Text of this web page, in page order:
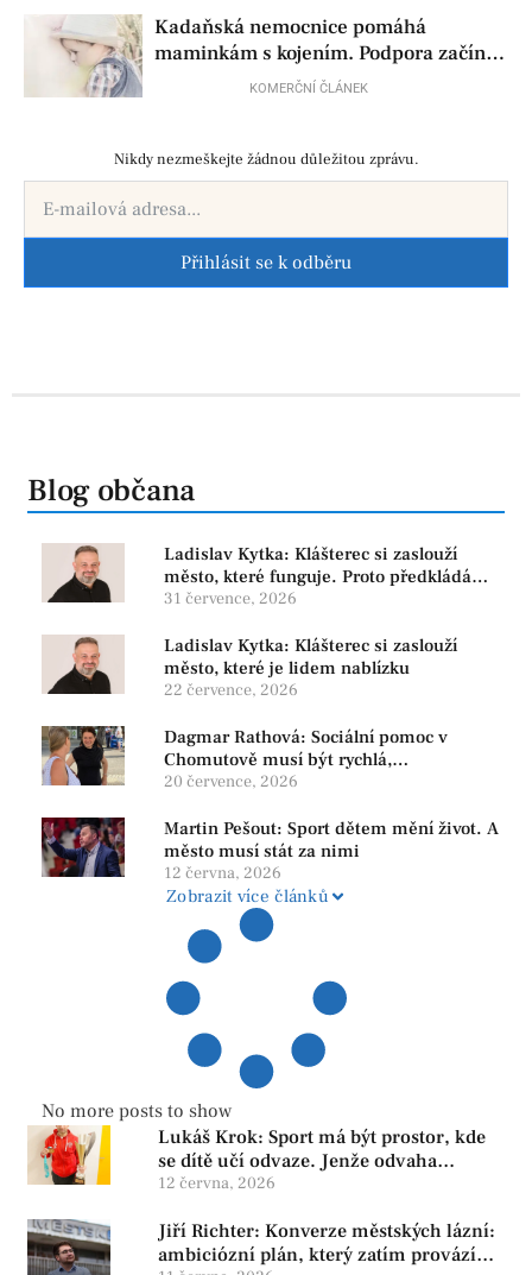
Kadaňská nemocnice pomáhá
maminkám s kojením. Podpora začíná
už před porodemKOMERČNÍ ČLÁNEK
Nikdy nezmeškejte žádnou důležitou zprávu.
Přihlásit se k odběru
Blog občana
Ladislav Kytka: Klášterec si zaslouží
město, které funguje. Proto předkládáme
program, který řeší skutečné problémy
31 července, 2026
Ladislav Kytka: Klášterec si zaslouží
město, které je lidem nablízku
22 července, 2026
Dagmar Rathová: Sociální pomoc v
Chomutově musí být rychlá,
srozumitelná a férová. Ne udržovat lidi v
20 července, 2026
Martin Pešout: Sport dětem mění život. A
město musí stát za nimi
12 června, 2026
Zobrazit více článků
No more posts to show
Lukáš Krok: Sport má být prostor, kde
se dítě učí odvaze. Jenže odvaha
neroste tam, kde se bojí udělat chybu.
12 června, 2026
Jiří Richter: Konverze městských lázní:
ambiciózní plán, který zatím provází